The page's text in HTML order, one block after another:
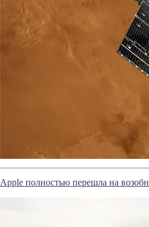
Apple полностью перешла на